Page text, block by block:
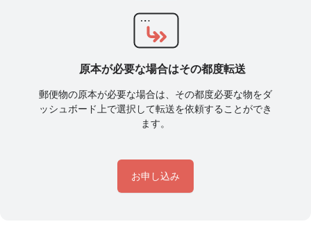
原本が必要な場合はその都度転送
郵便物の原本が必要な場合は、その都度必要な物をダ
ッシュボード上で選択して転送を依頼することができ
ます。
お申し込み